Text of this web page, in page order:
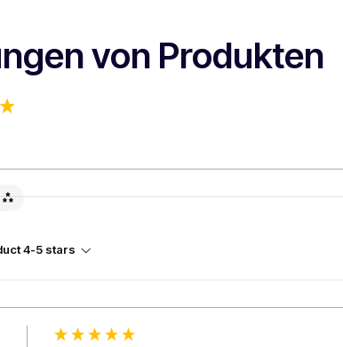
von Produkten
4-5 stars